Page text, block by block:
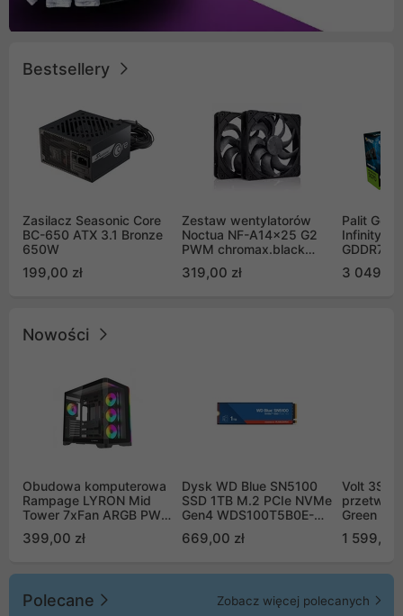
Bestsellery
Zasilacz Seasonic Core
BC-650 ATX 3.1 Bronze
650W
199,00 zł
Zestaw wentylatorów
Noctua NF-A14x25 G2
PWM chromax.black
Push Pull (2szt)
319,00 zł
Palit
Infinity 3
GDDR7
GB2050S)
3 049,00
Nowości
Obudowa komputerowa
Rampage LYRON Mid
Tower 7xFan ARGB PWM
399,00 zł
Dysk WD Blue SN5100
SSD 1TB M.2 PCIe NVMe
Gen4 WDS100T5B0E-
669,00 zł
Volt
Green
1 599,00
Polecane Zobacz więcej polecanych